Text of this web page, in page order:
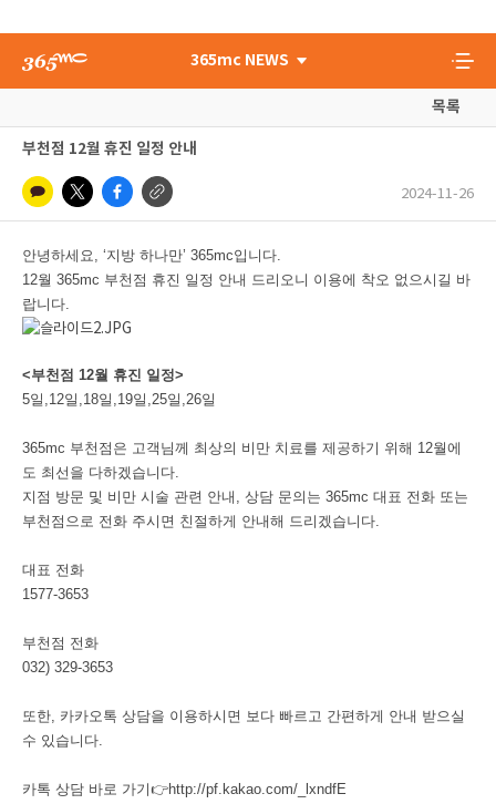
365mc NEWS
목록
부천점 12월 휴진 일정 안내
2024-11-26
안녕하세요, ‘지방 하나만’ 365mc입니다.
12월 365mc 부천점 휴진 일정 안내 드리오니 이용에 착오 없으시길 바
랍니다.
<부천점 12월 휴진 일정>
5일,12일,18일,19일,25일,26일
365mc 부천점은 고객님께 최상의 비만 치료를 제공하기 위해 12월에
도 최선을 다하겠습니다.
지점 방문 및 비만 시술 관련 안내, 상담 문의는 365mc 대표 전화 또는
부천점으로 전화 주시면 친절하게 안내해 드리겠습니다.
대표 전화
1577-3653
부천점 전화
032) 329-3653
또한, 카카오톡 상담을 이용하시면 보다 빠르고 간편하게 안내 받으실
수 있습니다.
카톡 상담 바로 가기👉http://pf.kakao.com/_lxndfE